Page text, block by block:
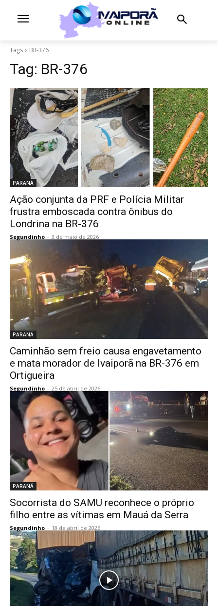
Tags BR-376
Tag: BR-376
PARANÁ
Ação conjunta da PRF e Polícia Militar
frustra emboscada contra ônibus do
Londrina na BR-376
Segundinho - 3 de maio de 2026
PARANÁ
Caminhão sem freio causa engavetamento
e mata morador de Ivaiporã na BR-376 em
Ortigueira
Segundinho - 25 de abril de 2026
PARANÁ
Socorrista do SAMU reconhece o próprio
filho entre as vítimas em Mauá da Serra
Segundinho - 18 de abril de 2026